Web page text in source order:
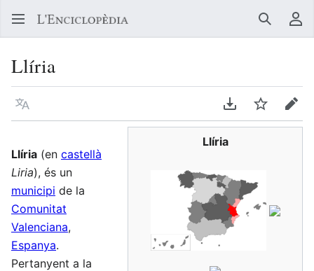
Buscar
Llíria
Llegir en un atre idioma Descarregar en
Vigilar
Llíria
Llíria (en castellà
Liria), és un
municipi de la
Comunitat
Valenciana,
Espanya.
Pertanyent a la